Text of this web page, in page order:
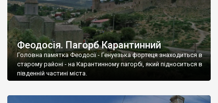
Феодосія. Пагорб Карантинний
Головна памятка Феодосії - Генуезька фортеця знаходиться в
старому районі - на Карантинному пагорбі, який підноситься в
південній частині міста.